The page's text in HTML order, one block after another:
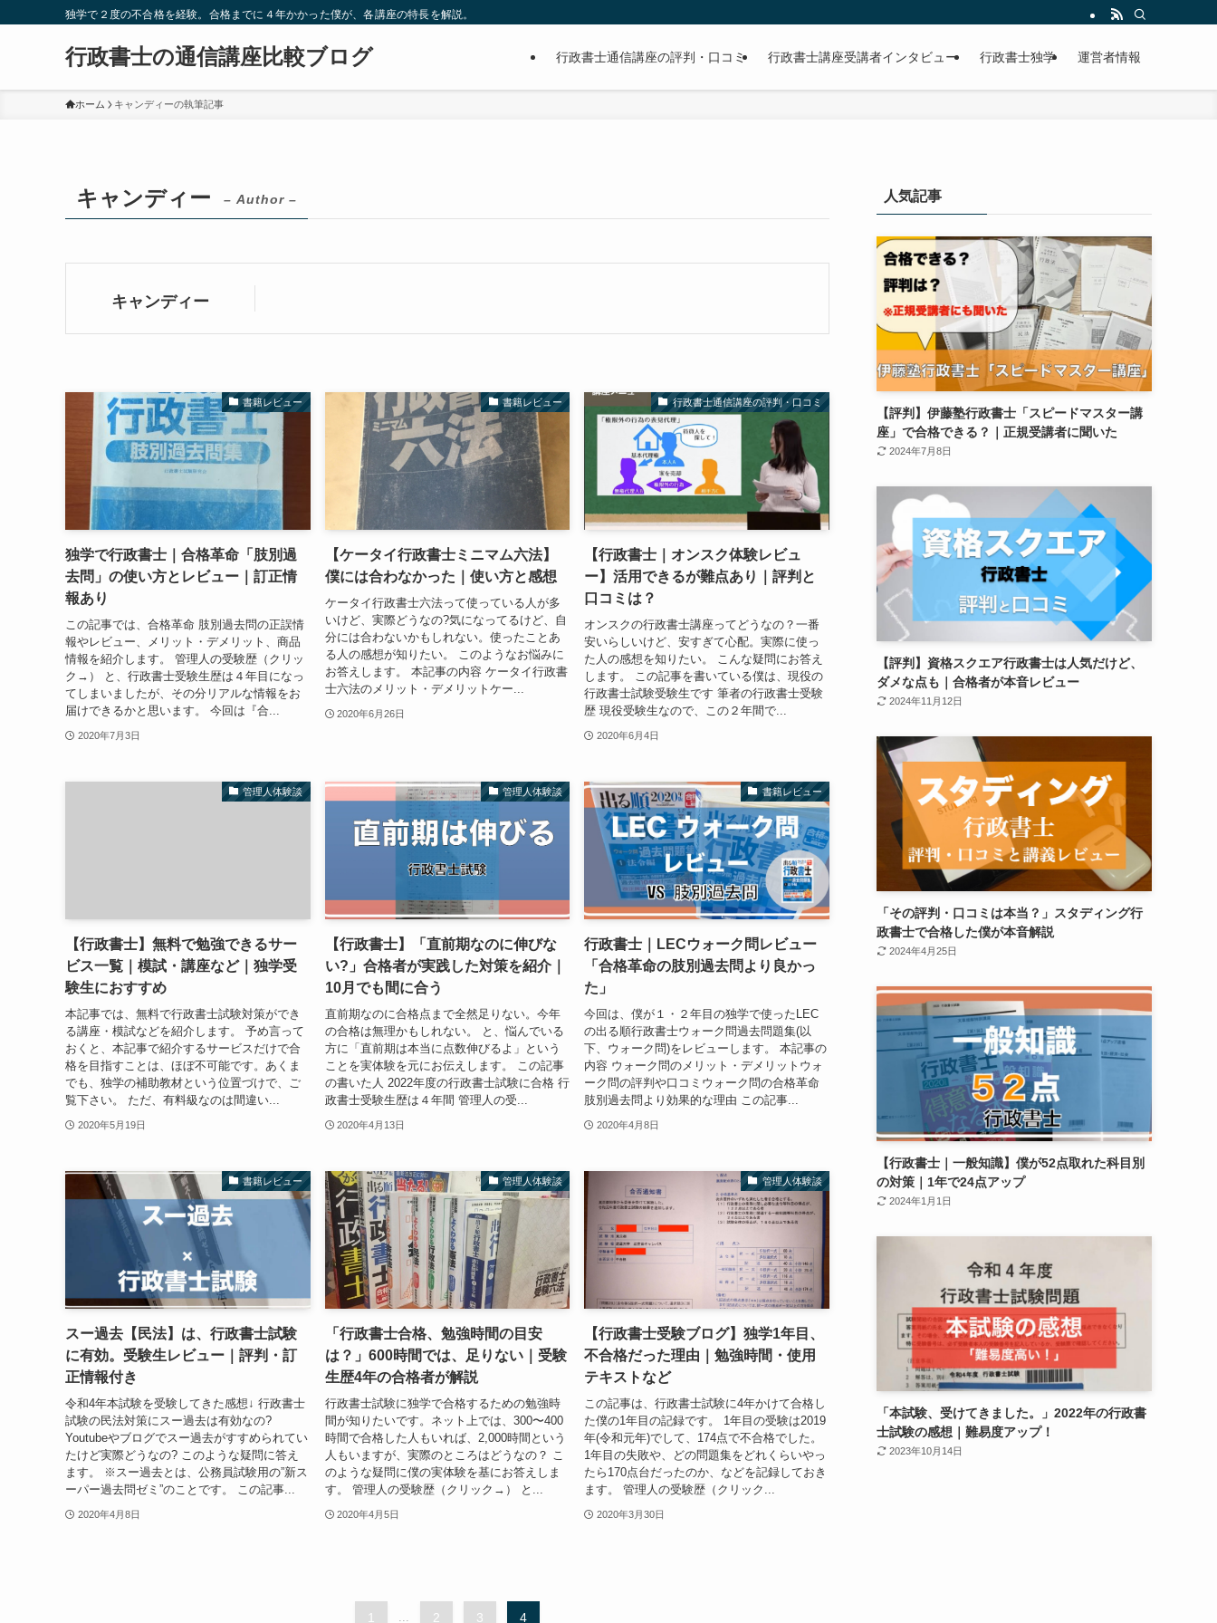
独学で２度の不合格を経験。合格までに４年かかった僕が、各講座の特長を解説。
行政書士の通信講座比較ブログ 行政書士通信講座の評判・口コミ 行政書士講座受講者インタビュー 行政書士独学 運営者情報
ホーム キャンディーの執筆記事
キャンディー – Author –
キャンディー
書籍レビュー
独学で行政書士｜合格革命「肢別過
去問」の使い方とレビュー｜訂正情
報あり
この記事では、合格革命 肢別過去問の正誤情
報やレビュー、メリット・デメリット、商品
情報を紹介します。 管理人の受験歴（クリッ
ク→） と、行政書士受験生歴は４年目になっ
てしまいましたが、その分リアルな情報をお
届けできるかと思います。 今回は『合...
2020年7月3日
書籍レビュー
【ケータイ行政書士ミニマム六法】
僕には合わなかった｜使い方と感想
ケータイ行政書士六法って使っている人が多
いけど、実際どうなの?気になってるけど、自
分には合わないかもしれない。使ったことあ
る人の感想が知りたい。 このようなお悩みに
お答えします。 本記事の内容 ケータイ行政書
士六法のメリット・デメリットケー...
2020年6月26日
行政書士通信講座の評判・口コミ
【行政書士｜オンスク体験レビュ
ー】活用できるが難点あり｜評判と
口コミは？
オンスクの行政書士講座ってどうなの？一番
安いらしいけど、安すぎて心配。実際に使っ
た人の感想を知りたい。 こんな疑問にお答え
します。 この記事を書いている僕は、現役の
行政書士試験受験生です 筆者の行政書士受験
歴 現役受験生なので、この２年間で...
2020年6月4日
管理人体験談
【行政書士】無料で勉強できるサー
ビス一覧｜模試・講座など｜独学受
験生におすすめ
本記事では、無料で行政書士試験対策ができ
る講座・模試などを紹介します。 予め言って
おくと、本記事で紹介するサービスだけで合
格を目指すことは、ほぼ不可能です。あくま
でも、独学の補助教材という位置づけで、ご
覧下さい。 ただ、有料級なのは間違い...
2020年5月19日
管理人体験談
【行政書士】「直前期なのに伸びな
い?」合格者が実践した対策を紹介｜
10月でも間に合う
直前期なのに合格点まで全然足りない。今年
の合格は無理かもしれない。 と、悩んでいる
方に「直前期は本当に点数伸びるよ」という
ことを実体験を元にお伝えします。 この記事
の書いた人 2022年度の行政書士試験に合格 行
政書士受験生歴は４年間 管理人の受...
2020年4月13日
書籍レビュー
行政書士｜LECウォーク問レビュー
「合格革命の肢別過去問より良かっ
た」
今回は、僕が１・２年目の独学で使ったLEC
の出る順行政書士ウォーク問過去問題集(以
下、ウォーク問)をレビューします。 本記事の
内容 ウォーク問のメリット・デメリットウォ
ーク問の評判や口コミウォーク問の合格革命
肢別過去問より効果的な理由 この記事...
2020年4月8日
書籍レビュー
スー過去【民法】は、行政書士試験
に有効。受験生レビュー｜評判・訂
正情報付き
令和4年本試験を受験してきた感想↓ 行政書士
試験の民法対策にスー過去は有効なの?
Youtubeやブログでスー過去がすすめられてい
たけど実際どうなの? このような疑問に答え
ます。 ※スー過去とは、公務員試験用の”新ス
ーパー過去問ゼミ”のことです。 この記事...
2020年4月8日
管理人体験談
「行政書士合格、勉強時間の目安
は？」600時間では、足りない｜受験
生歴4年の合格者が解説
行政書士試験に独学で合格するための勉強時
間が知りたいです。ネット上では、300〜400
時間で合格した人もいれば、2,000時間という
人もいますが、実際のところはどうなの？ こ
のような疑問に僕の実体験を基にお答えしま
す。 管理人の受験歴（クリック→） と...
2020年4月5日
管理人体験談
【行政書士受験ブログ】独学1年目、
不合格だった理由｜勉強時間・使用
テキストなど
この記事は、行政書士試験に4年かけて合格し
た僕の1年目の記録です。 1年目の受験は2019
年(令和元年)でして、174点で不合格でした。
1年目の失敗や、どの問題集をどれくらいやっ
たら170点台だったのか、などを記録しておき
ます。 管理人の受験歴（クリック...
2020年3月30日
1 2 3 4
人気記事
【評判】伊藤塾行政書士「スピードマスター講
座」で合格できる？｜正規受講者に聞いた
2024年7月8日
【評判】資格スクエア行政書士は人気だけど、
ダメな点も｜合格者が本音レビュー
2024年11月12日
「その評判・口コミは本当？」スタディング行
政書士で合格した僕が本音解説
2024年4月25日
【行政書士｜一般知識】僕が52点取れた科目別
の対策｜1年で24点アップ
2024年1月1日
「本試験、受けてきました。」2022年の行政書
士試験の感想｜難易度アップ！
2023年10月14日